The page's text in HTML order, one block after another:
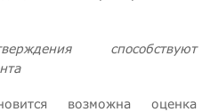
способствуют
возможна оценка